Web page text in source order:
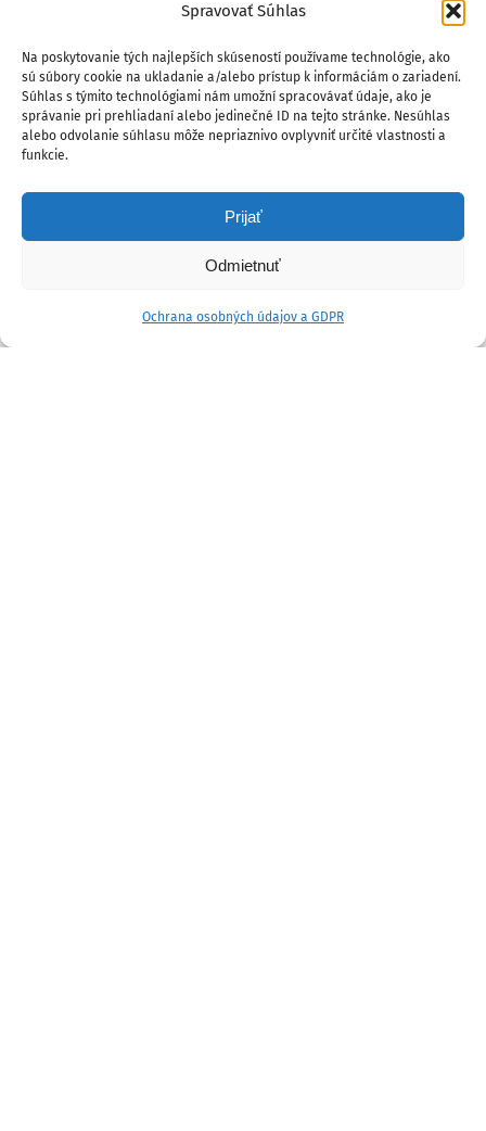
Spravovať Súhlas
Na poskytovanie tých najlepších skúseností používame technológie, ako
sú súbory cookie na ukladanie a/alebo prístup k informáciám o zariadení.
Súhlas s týmito technológiami nám umožní spracovávať údaje, ako je
správanie pri prehliadaní alebo jedinečné ID na tejto stránke. Nesúhlas
alebo odvolanie súhlasu môže nepriaznivo ovplyvniť určité vlastnosti a
funkcie.
Prijať
Odmietnuť
Ochrana osobných údajov a GDPR